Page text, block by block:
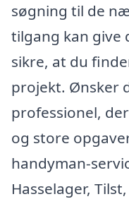
søgning til de
tilgang kan give
sikre, at du
projekt. Ønsker
professionel,
og store
handyman-
Hasselager, Tilst,